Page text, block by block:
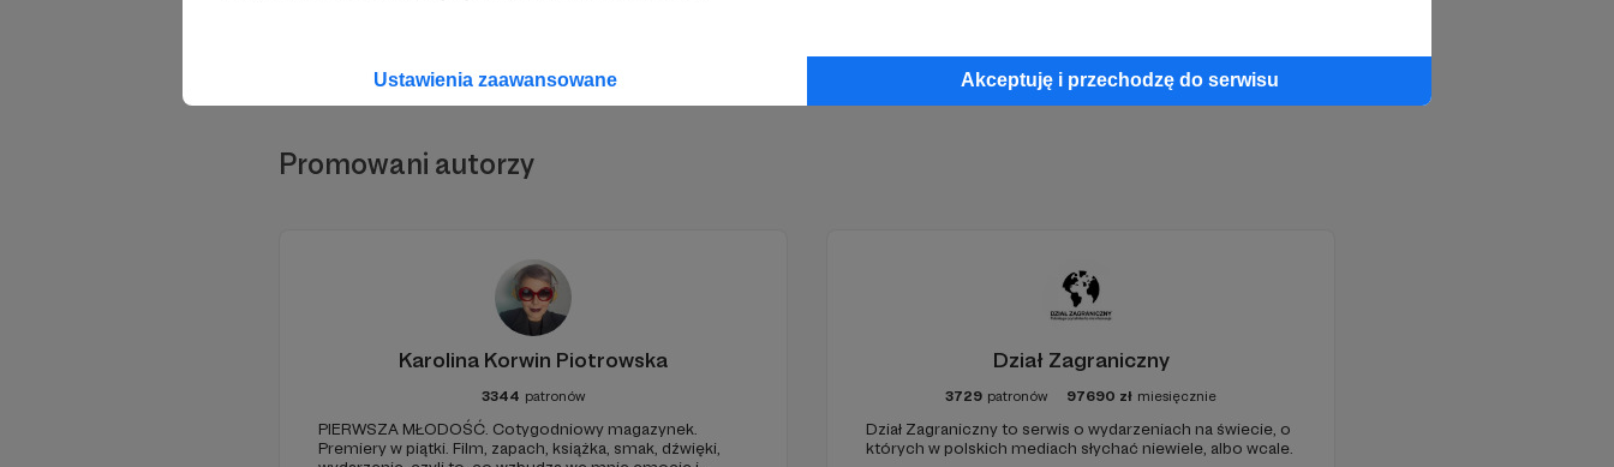
Ustawienia zaawansowane Akceptuję i przechodzę do serwisu
Promowani autorzy
Karolina Korwin Piotrowska
3344 patronów
PIERWSZA MŁODOŚĆ. Cotygodniowy magazynek.
Premiery w piątki. Film, zapach, książka, smak, dźwięki,
Dział Zagraniczny
3729 patronów 97690 zł miesięcznie
Dział Zagraniczny to serwis o wydarzeniach na świecie, o
których w polskich mediach słychać niewiele, albo wcale.